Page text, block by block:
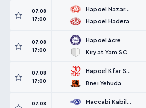
07.08
17:00
Hapoel Nazareth Illit
Hapoel Hadera
07.08
17:00
Hapoel Acre
Kiryat Yam SC
07.08
17:00
Hapoel Kfar Shalem
Bnei Yehuda
07.08
Maccabi Kabilio Jaffa